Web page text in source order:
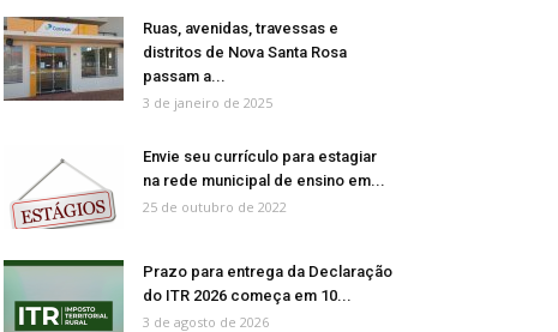
Ruas, avenidas, travessas e
distritos de Nova Santa Rosa
passam a...
3 de janeiro de 2025
Envie seu currículo para estagiar
na rede municipal de ensino em...
25 de outubro de 2022
Prazo para entrega da Declaração
do ITR 2026 começa em 10...
3 de agosto de 2026